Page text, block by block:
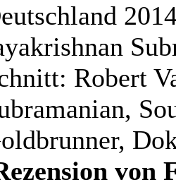
Robert
von